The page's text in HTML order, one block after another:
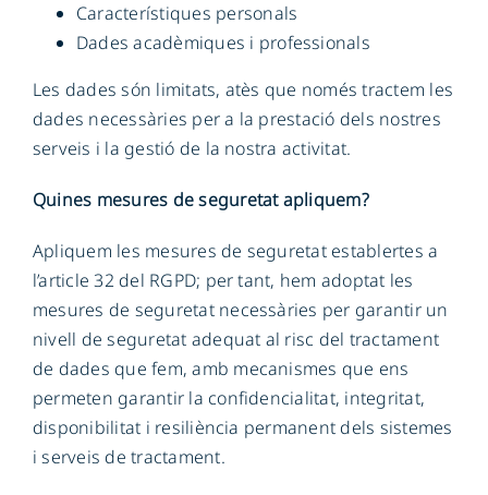
Característiques personals
Dades acadèmiques i professionals
Les dades són limitats, atès que només tractem les
dades necessàries per a la prestació dels nostres
serveis i la gestió de la nostra activitat.
Quines mesures de seguretat apliquem?
Apliquem les mesures de seguretat establertes a
l’article 32 del RGPD; per tant, hem adoptat les
mesures de seguretat necessàries per garantir un
nivell de seguretat adequat al risc del tractament
de dades que fem, amb mecanismes que ens
permeten garantir la confidencialitat, integritat,
disponibilitat i resiliència permanent dels sistemes
i serveis de tractament.